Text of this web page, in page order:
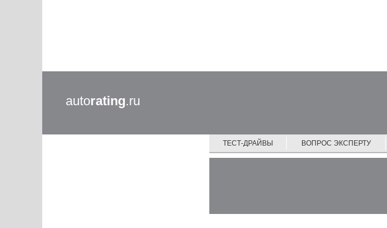
autorating.ru
ТЕСТ-ДРАЙВЫ ВОПРОС ЭКСПЕРТУ